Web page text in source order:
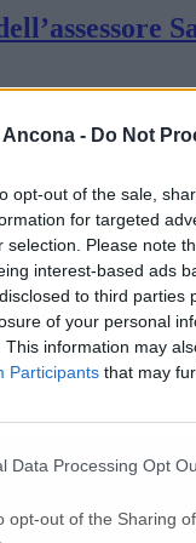
- Do Not
opt-out of the sale,
for targeted
selection. Please note
interest-based ads
to third parties
of your personal
This information may
Participants that may
Data Processing Opt
opt-out of the Sharing
nella
di guardia e
il Covid e
dei
al